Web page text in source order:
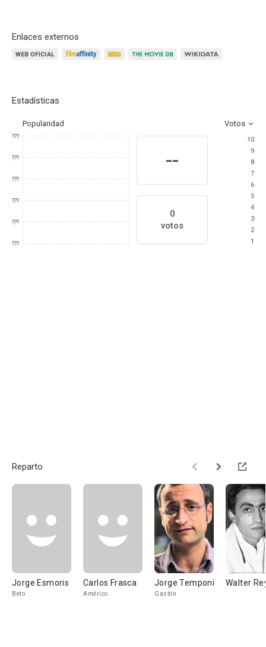
Enlaces externos
Estadísticas
Popularidad Votos
???
???
???
???
???
???
--
0
votos
10
9
8
7
6
5
4
3
2
1
Reparto
Jorge Esmoris
Beto
Carlos Frasca
Américo
Jorge Temponi
Gastón
Walter